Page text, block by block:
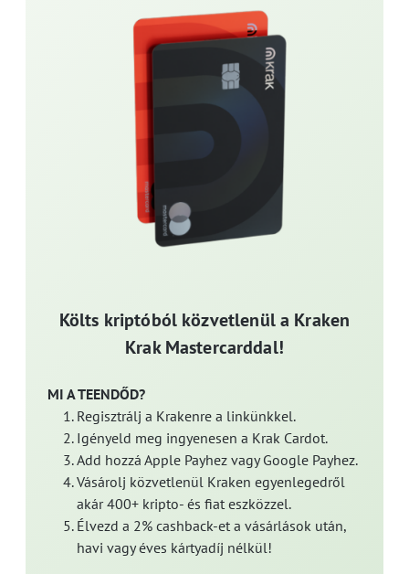
Költs kriptóból közvetlenül a Kraken
Krak Mastercarddal!
MI A TEENDŐD?
Regisztrálj a Krakenre a linkünkkel.
Igényeld meg ingyenesen a Krak Cardot.
Add hozzá Apple Payhez vagy Google Payhez.
Vásárolj közvetlenül Kraken egyenlegedről
akár 400+ kripto- és fiat eszközzel.
Élvezd a 2% cashback-et a vásárlások után,
havi vagy éves kártyadíj nélkül!